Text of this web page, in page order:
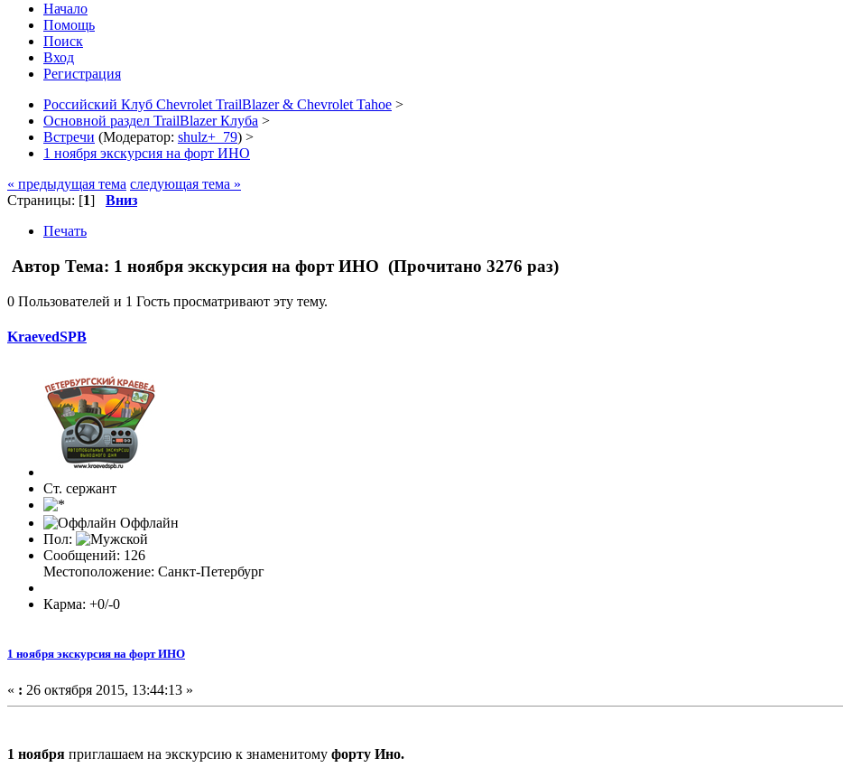
Начало
Помощь
Поиск
Вход
Регистрация
Российский Клуб Chevrolet TrailBlazer & Chevrolet Tahoe >
Основной раздел TrailBlazer Клуба >
Встречи (Модератор: shulz+_79) >
1 ноября экскурсия на форт ИНО
« предыдущая тема следующая тема »
Страницы: [1] Вниз
Печать
Автор Тема: 1 ноября экскурсия на форт ИНО (Прочитано 3276 раз)
0 Пользователей и 1 Гость просматривают эту тему.
KraevedSPB
Ст. сержант
Оффлайн
Пол:
Сообщений: 126
Местоположение: Санкт-Петербург
Карма: +0/-0
1 ноября экскурсия на форт ИНО
« : 26 октября 2015, 13:44:13 »
1 ноября приглашаем на экскурсию к знаменитому форту Ино.